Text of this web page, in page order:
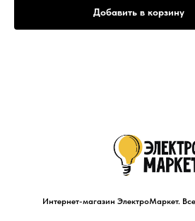
Добавить в корзину
Интернет-магазин ЭлектроМаркет.